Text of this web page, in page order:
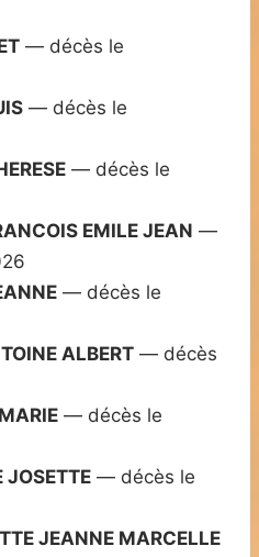
— décès le
— décès le
— décès le
EMILE JEAN —
— décès le
ALBERT — décès
— décès le
JOSETTE — décès le
JEANNE MARCELLE